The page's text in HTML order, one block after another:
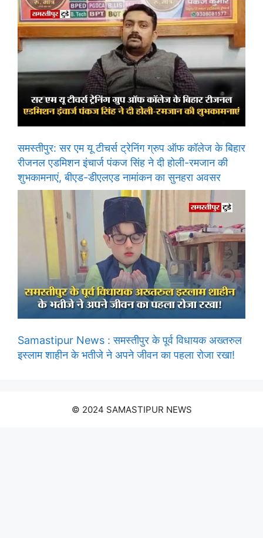
समस्तीपुर: सर एम यू टीचर्स ट्रेनिंग ग्रुप ऑफ कॉलेज के बिहार
रीजनल एडमिशन इंचार्ज पंकज सिंह ने दी होली-रमजान की
शुभकामनाएं, बीएड-डीएलएड नामांकन का सुनहरा अवसर
Samastipur News : समस्तीपुर के पूर्व विधायक अख्तरुल
इस्लाम शाहीन के भतीजे ने अपने जीवन का पहला रोजा रखा!
© 2024 SAMASTIPUR NEWS